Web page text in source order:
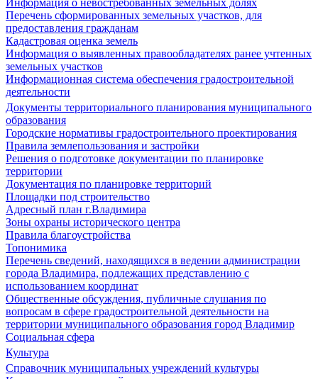
Информация о невостребованных земельных долях
Перечень сформированных земельных участков, для
предоставления гражданам
Кадастровая оценка земель
Информация о выявленных правообладателях ранее учтенных
земельных участков
Информационная система обеспечения градостроительной
деятельности
Документы территориального планирования муниципального
образования
Городские нормативы градостроительного проектирования
Правила землепользования и застройки
Решения о подготовке документации по планировке
территории
Документация по планировке территорий
Площадки под строительство
Адресный план г.Владимира
Зоны охраны исторического центра
Правила благоустройства
Топонимика
Перечень сведений, находящихся в ведении администрации
города Владимира, подлежащих представлению с
использованием координат
Общественные обсуждения, публичные слушания по
вопросам в сфере градостроительной деятельности на
территории муниципального образования город Владимир
Социальная сфера
Культура
Справочник муниципальных учреждений культуры